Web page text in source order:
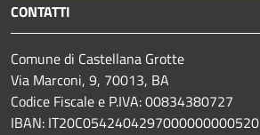
CONTATTI
Comune di Castellana Grotte
Via Marconi, 9, 70013, BA
Codice Fiscale e P.IVA: 00834380727
IBAN: IT20C0542404297000000000520